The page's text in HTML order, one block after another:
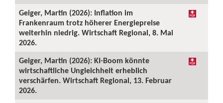
Geiger, Martin (2026): Inflation im
Frankenraum trotz höherer Energiepreise
weiterhin niedrig. Wirtschaft Regional, 8. Mai
2026.
Geiger, Martin (2026): KI-Boom könnte
wirtschaftliche Ungleichheit erheblich
verschärfen. Wirtschaft Regional, 13. Februar
2026.